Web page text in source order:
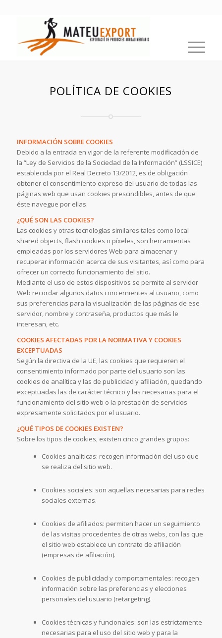
POLÍTICA DE COOKIES
INFORMACIÓN SOBRE COOKIES
Debido a la entrada en vigor de la referente modificación de
la “Ley de Servicios de la Sociedad de la Información” (LSSICE)
establecida por el Real Decreto 13/2012, es de obligación
obtener el consentimiento expreso del usuario de todas las
páginas web que usan cookies prescindibles, antes de que
éste navegue por ellas.
¿QUÉ SON LAS COOKIES?
Las cookies y otras tecnologías similares tales como local
shared objects, flash cookies o píxeles, son herramientas
empleadas por los servidores Web para almacenar y
recuperar información acerca de sus visitantes, así como para
ofrecer un correcto funcionamiento del sitio.
Mediante el uso de estos dispositivos se permite al servidor
Web recordar algunos datos concernientes al usuario, como
sus preferencias para la visualización de las páginas de ese
servidor, nombre y contraseña, productos que más le
interesan, etc.
COOKIES AFECTADAS POR LA NORMATIVA Y COOKIES
EXCEPTUADAS
Según la directiva de la UE, las cookies que requieren el
consentimiento informado por parte del usuario son las
cookies de analítica y las de publicidad y afiliación, quedando
exceptuadas las de carácter técnico y las necesarias para el
funcionamiento del sitio web o la prestación de servicios
expresamente solicitados por el usuario.
¿QUÉ TIPOS DE COOKIES EXISTEN?
Sobre los tipos de cookies, existen cinco grandes grupos:
Cookies analíticas: recogen información del uso que
se realiza del sitio web.
Cookies sociales: son aquellas necesarias para redes
sociales externas.
Cookies de afiliados: permiten hacer un seguimiento
de las visitas procedentes de otras webs, con las que
el sitio web establece un contrato de afiliación
(empresas de afiliación).
Cookies de publicidad y comportamentales: recogen
información sobre las preferencias y elecciones
personales del usuario (retargeting).
Cookies técnicas y funcionales: son las estrictamente
necesarias para el uso del sitio web y para la